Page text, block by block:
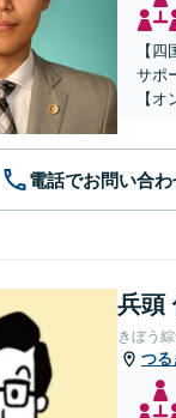
【
サポ
【
電話でお問い合わ
兵頭
きぼう
つ